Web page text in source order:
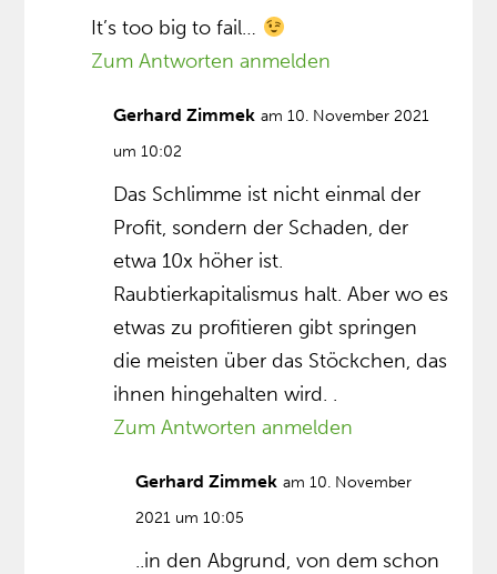
It’s too big to fail…
Zum Antworten anmelden
Gerhard Zimmek am 10. November 2021
um 10:02
Das Schlimme ist nicht einmal der
Profit, sondern der Schaden, der
etwa 10x höher ist.
Raubtierkapitalismus halt. Aber wo es
etwas zu profitieren gibt springen
die meisten über das Stöckchen, das
ihnen hingehalten wird. .
Zum Antworten anmelden
Gerhard Zimmek am 10. November
2021 um 10:05
..in den Abgrund, von dem schon